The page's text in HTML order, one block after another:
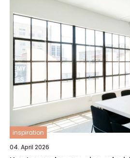
inspiration
04. April 2026